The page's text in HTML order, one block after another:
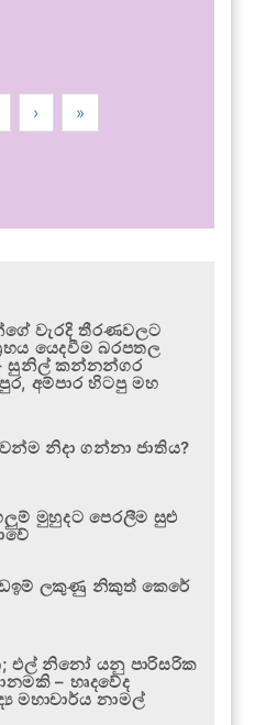
› »
වැරදි තීරණවලට
යෙදවීම බරපතල
සුනිල් කන්නන්ගර
අම්පාර හිටපු මහ
නිදා ගන්නා ජාතිය?
මුහුදට පෙරලීම සුළු
ලකුණු නිකුත් කෙරේ
එල් නිනෝ යනු පාරිසරික
– හෘදවේද
මහාචාර්ය නාමල්